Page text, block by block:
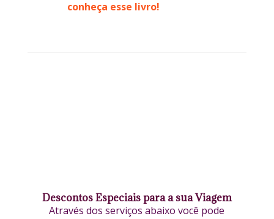
conheça esse livro!
Descontos Especiais para a sua Viagem
Através dos serviços abaixo você pode